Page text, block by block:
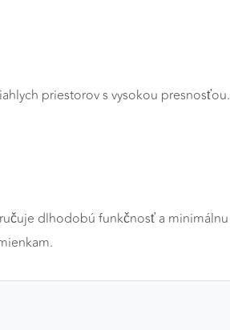
priestorov s vysokou presnosťou.
dlhodobú funkčnosť a minimálnu